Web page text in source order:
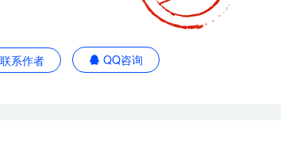
系作者 QQ咨询